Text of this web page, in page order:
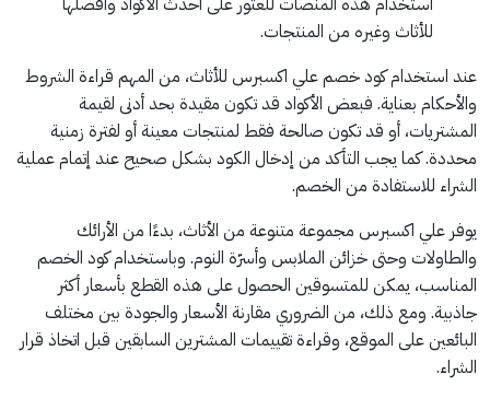
للأثاث وغيره من المنتجات.
عند استخدام كود خصم علي اكسبرس للأثاث، من المهم قراءة الشروط
والأحكام بعناية. فبعض الأكواد قد تكون مقيدة بحد أدنى لقيمة
المشتريات، أو قد تكون صالحة فقط لمنتجات معينة أو لفترة زمنية
محددة. كما يجب التأكد من إدخال الكود بشكل صحيح عند إتمام عملية
الشراء للاستفادة من الخصم.
يوفر علي اكسبرس مجموعة متنوعة من الأثاث، بدءًا من الأرائك
والطاولات وحتى خزائن الملابس وأسرّة النوم. وباستخدام كود الخصم
المناسب، يمكن للمتسوقين الحصول على هذه القطع بأسعار أكثر
جاذبية. ومع ذلك، من الضروري مقارنة الأسعار والجودة بين مختلف
البائعين على الموقع، وقراءة تقييمات المشترين السابقين قبل اتخاذ قرار
الشراء.